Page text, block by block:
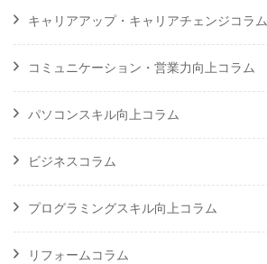
キャリアアップ・キャリアチェンジコラム
コミュニケーション・営業力向上コラム
パソコンスキル向上コラム
ビジネスコラム
プログラミングスキル向上コラム
リフォームコラム